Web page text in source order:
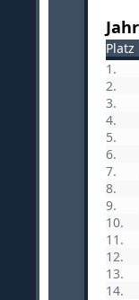
Platz
1.
2.
3.
4.
5.
6.
7.
8.
9.
10.
11.
12.
13.
14.